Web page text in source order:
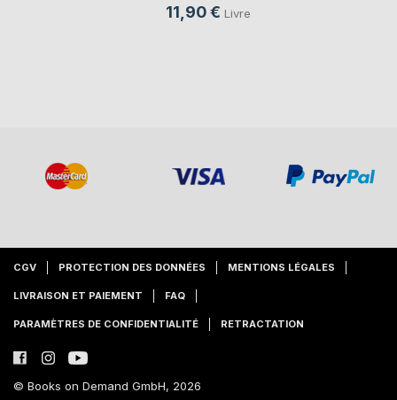
11,90 € Livre
CGV PROTECTION DES DONNÉES MENTIONS LÉGALES
LIVRAISON ET PAIEMENT FAQ
PARAMÈTRES DE CONFIDENTIALITÉ RETRACTATION
© Books on Demand GmbH, 2026